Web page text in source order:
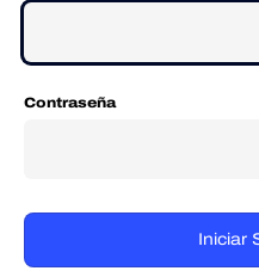
Contraseña